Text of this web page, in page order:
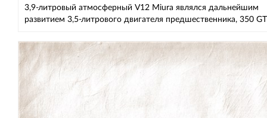
3,9-литровый атмосферный V12 Miura являлся дальнейшим
развитием 3,5-литрового двигателя предшественника, 350 GT